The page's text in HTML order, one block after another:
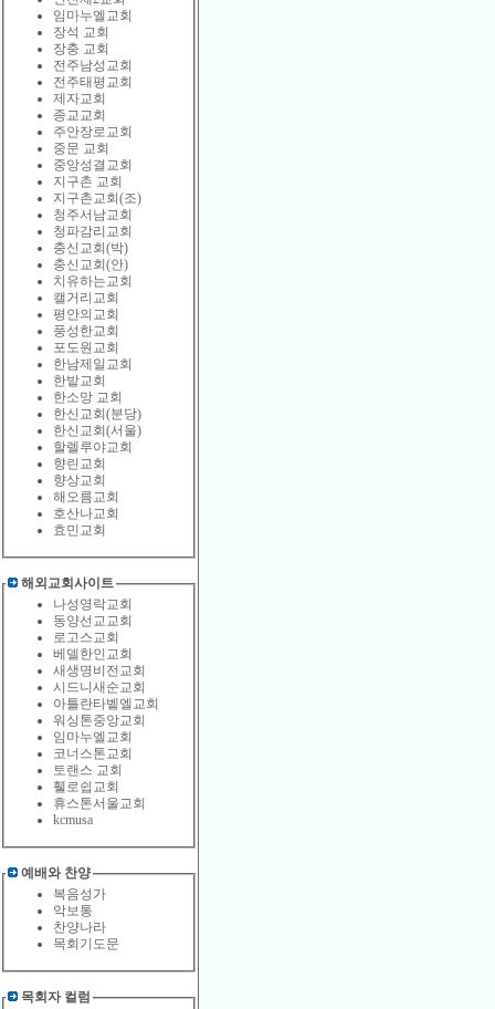
임마누엘교회
장석 교회
장충 교회
전주남성교회
전주태평교회
제자교회
종교교회
주안장로교회
중문 교회
중앙성결교회
지구촌 교회
지구촌교회(조)
청주서남교회
청파감리교회
충신교회(박)
충신교회(안)
치유하는교회
캘거리교회
평안의교회
풍성한교회
포도원교회
한남제일교회
한밭교회
한소망 교회
한신교회(분당)
한신교회(서울)
할렐루야교회
향린교회
향상교회
해오름교회
호산나교회
효민교회
해외교회사이트
나성영락교회
동양선교교회
로고스교회
베델한인교회
새생명비전교회
시드니새순교회
아틀란타벹엘교회
워싱톤중앙교회
임마누엘교회
코너스톤교회
토랜스 교회
휄로쉽교회
휴스톤서울교회
kcmusa
예배와 찬양
복음성가
악보통
찬양나라
목회기도문
목회자 컬럼